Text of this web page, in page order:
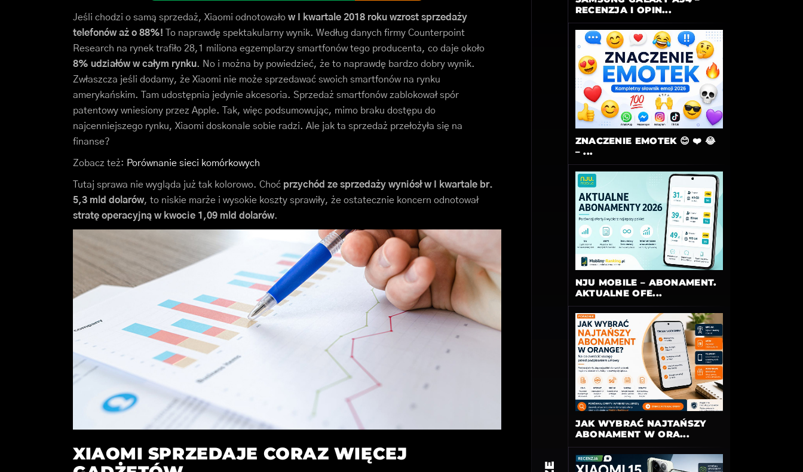
Jeśli chodzi o samą sprzedaż, Xiaomi odnotowało w I kwartale 2018 roku wzrost sprzedaży
telefonów aż o 88%! To naprawdę spektakularny wynik. Według danych firmy Counterpoint
Research na rynek trafiło 28,1 miliona egzemplarzy smartfonów tego producenta, co daje około
8% udziałów w całym rynku. No i można by powiedzieć, że to naprawdę bardzo dobry wynik.
Zwłaszcza jeśli dodamy, że Xiaomi nie może sprzedawać swoich smartfonów na rynku
amerykańskim. Tam udostępnia jedynie akcesoria. Sprzedaż smartfonów zablokował spór
patentowy wniesiony przez Apple. Tak, więc podsumowując, mimo braku dostępu do
najcenniejszego rynku, Xiaomi doskonale sobie radzi. Ale jak ta sprzedaż przełożyła się na
finanse?
Zobacz też: Porównanie sieci komórkowych
Tutaj sprawa nie wygląda już tak kolorowo. Choć przychód ze sprzedaży wyniósł w I kwartale br.
5,3 mld dolarów, to niskie marże i wysokie koszty sprawiły, że ostatecznie koncern odnotował
stratę operacyjną w kwocie 1,09 mld dolarów.
XIAOMI SPRZEDAJE CORAZ WIĘCEJ
RECENZJA I OPIN...
ZNACZENIE EMOTEK 😊 ❤️ 😂
– ...
NJU MOBILE – ABONAMENT.
AKTUALNE OFE...
JAK WYBRAĆ NAJTAŃSZY
ABONAMENT W ORA...